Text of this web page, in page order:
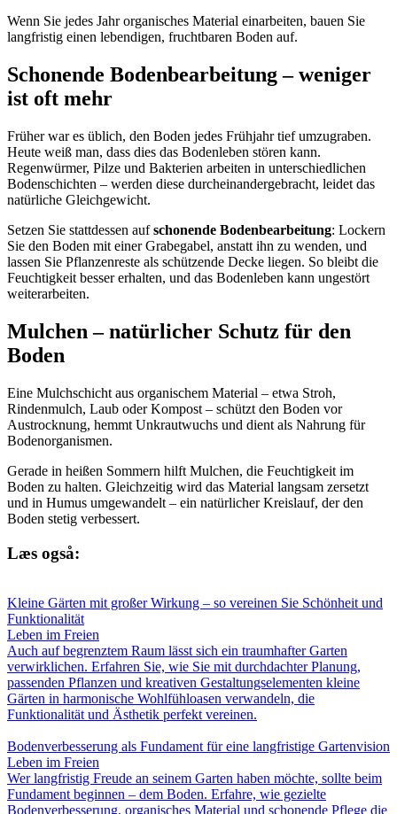
Wenn Sie jedes Jahr organisches Material einarbeiten, bauen Sie
langfristig einen lebendigen, fruchtbaren Boden auf.
Schonende Bodenbearbeitung – weniger
ist oft mehr
Früher war es üblich, den Boden jedes Frühjahr tief umzugraben.
Heute weiß man, dass dies das Bodenleben stören kann.
Regenwürmer, Pilze und Bakterien arbeiten in unterschiedlichen
Bodenschichten – werden diese durcheinandergebracht, leidet das
natürliche Gleichgewicht.
Setzen Sie stattdessen aufschonende Bodenbearbeitung: Lockern
Sie den Boden mit einer Grabegabel, anstatt ihn zu wenden, und
lassen Sie Pflanzenreste als schützende Decke liegen. So bleibt die
Feuchtigkeit besser erhalten, und das Bodenleben kann ungestört
weiterarbeiten.
Mulchen – natürlicher Schutz für den
Boden
Eine Mulchschicht aus organischem Material – etwa Stroh,
Rindenmulch, Laub oder Kompost – schützt den Boden vor
Austrocknung, hemmt Unkrautwuchs und dient als Nahrung für
Bodenorganismen.
Gerade in heißen Sommern hilft Mulchen, die Feuchtigkeit im
Boden zu halten. Gleichzeitig wird das Material langsam zersetzt
und in Humus umgewandelt – ein natürlicher Kreislauf, der den
Boden stetig verbessert.
Læs også:
Kleine Gärten mit großer Wirkung – so vereinen Sie Schönheit und
Funktionalität
Leben im Freien
Auch auf begrenztem Raum lässt sich ein traumhafter Garten
verwirklichen. Erfahren Sie, wie Sie mit durchdachter Planung,
passenden Pflanzen und kreativen Gestaltungselementen kleine
Gärten in harmonische Wohlfühloasen verwandeln, die
Funktionalität und Ästhetik perfekt vereinen.
Bodenverbesserung als Fundament für eine langfristige Gartenvision
Leben im Freien
Wer langfristig Freude an seinem Garten haben möchte, sollte beim
Fundament beginnen – dem Boden. Erfahre, wie gezielte
Bodenverbesserung, organisches Material und schonende Pflege die